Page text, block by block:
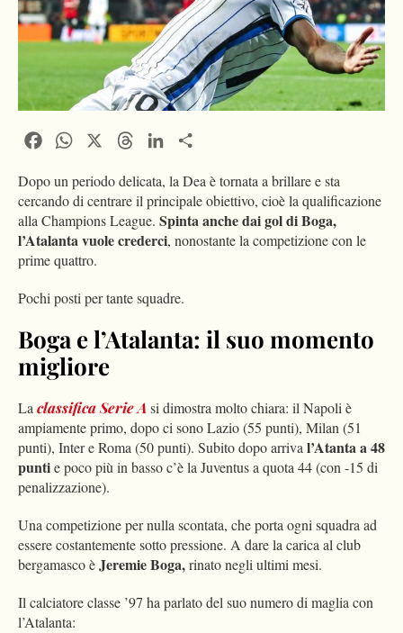
FacebookWhatsApp ThreadsLinkedIn
Dopo un periodo delicata, la Dea è tornata a brillare e sta
cercando di centrare il principale obiettivo, cioè la qualificazione
alla Champions League. Spinta anche dai gol di Boga,
l’Atalanta vuole crederci, nonostante la competizione con le
prime quattro.
Pochi posti per tante squadre.
Boga e l’Atalanta: il suo momento
migliore
Laclassifica Serie Asi dimostra molto chiara: il Napoli è
ampiamente primo, dopo ci sono Lazio (55 punti), Milan (51
punti), Inter e Roma (50 punti). Subito dopo arrival’Atanta a 48
puntie poco più in basso c’è la Juventus a quota 44 (con -15 di
penalizzazione).
Una competizione per nulla scontata, che porta ogni squadra ad
essere costantemente sotto pressione. A dare la carica al club
bergamasco èJeremie Boga,rinato negli ultimi mesi.
Il calciatore classe ’97 ha parlato del suo numero di maglia con
l’Atalanta: